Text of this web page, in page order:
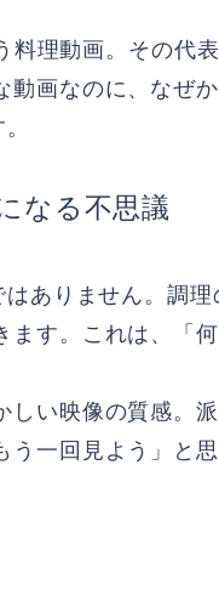
理動画。その代
画なのに、なぜ
なる不思議
ありません。調
す。これは、「
い映像の質感。
一回見よう」と